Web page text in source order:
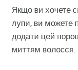
Якщо ви хочете
лупи, ви можете
додати цей
миттям волосся.